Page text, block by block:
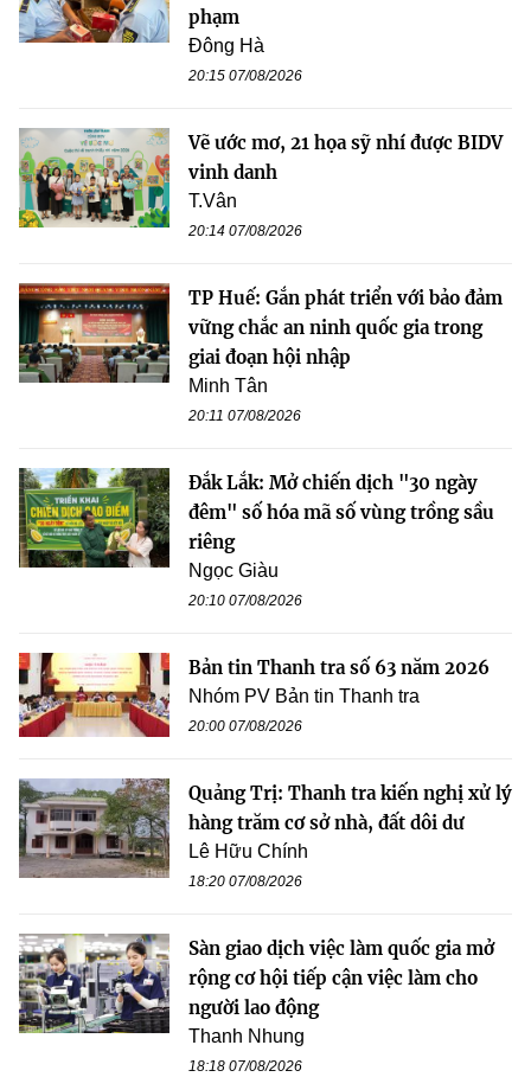
phạm
Đông Hà
20:15 07/08/2026
Vẽ ước mơ, 21 họa sỹ nhí được BIDV
vinh danh
T.Vân
20:14 07/08/2026
TP Huế: Gắn phát triển với bảo đảm
vững chắc an ninh quốc gia trong
giai đoạn hội nhập
Minh Tân
20:11 07/08/2026
Đắk Lắk: Mở chiến dịch "30 ngày
đêm" số hóa mã số vùng trồng sầu
riêng
Ngọc Giàu
20:10 07/08/2026
Bản tin Thanh tra số 63 năm 2026
Nhóm PV Bản tin Thanh tra
20:00 07/08/2026
Quảng Trị: Thanh tra kiến nghị xử lý
hàng trăm cơ sở nhà, đất dôi dư
Lê Hữu Chính
18:20 07/08/2026
Sàn giao dịch việc làm quốc gia mở
rộng cơ hội tiếp cận việc làm cho
người lao động
Thanh Nhung
18:18 07/08/2026